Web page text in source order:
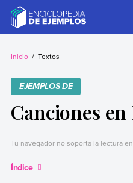
contentEjemplos
Necesitas ejemplos.
Inicio Textos
EJEMPLOS DE
Canciones
Tu navegador no soporta la lectura
Índice